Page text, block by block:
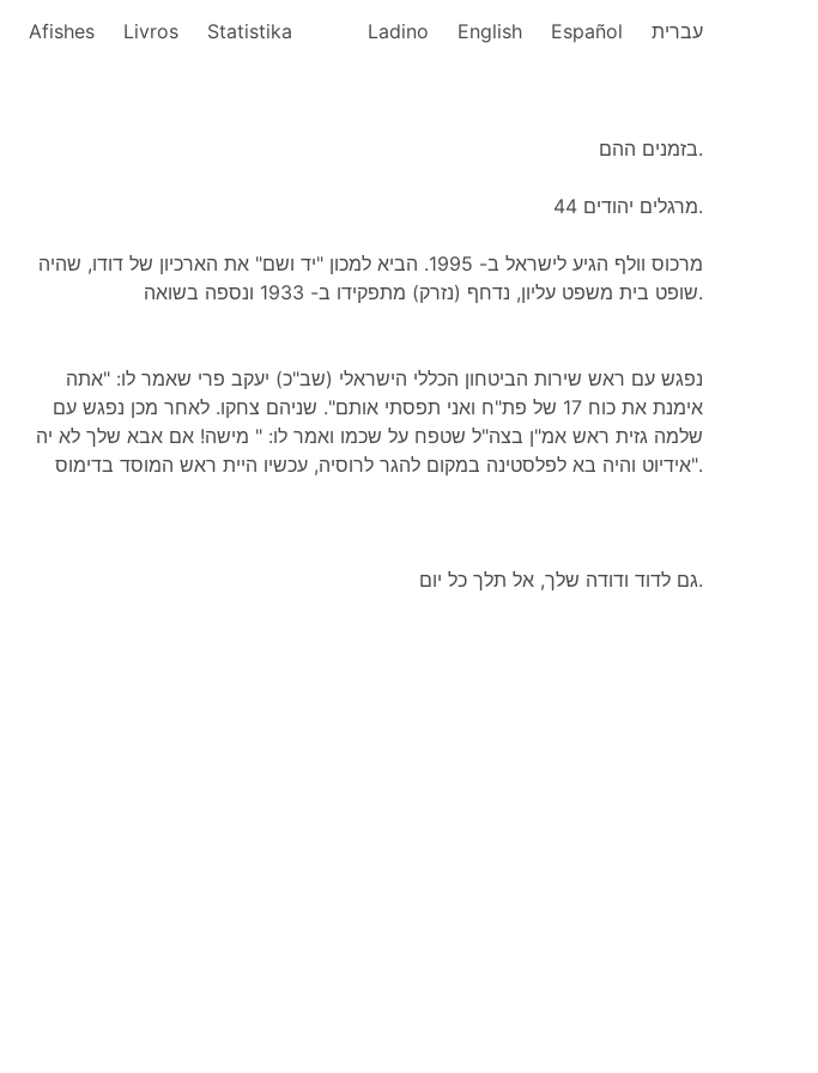
Afishes Livros Statistika Ladino English Español עברית
בזמנים ההם.
מרגלים יהודים 44.
מרכוס וולף הגיע לישראל ב- 1995. הביא למכון "יד ושם" את הארכיון של דודו, שהיה
שופט בית משפט עליון, נדחף (נזרק) מתפקידו ב- 1933 ונספה בשואה.
נפגש עם ראש שירות הביטחון הכללי הישראלי (שב"כ) יעקב פרי שאמר לו: "אתה
אימנת את כוח 17 של פת"ח ואני תפסתי אותם". שניהם צחקו. לאחר מכן נפגש עם
שלמה גזית ראש אמ"ן בצה"ל שטפח על שכמו ואמר לו: " מישה! אם אבא שלך לא יה
אידיוט והיה בא לפלסטינה במקום להגר לרוסיה, עכשיו היית ראש המוסד בדימוס".
גם לדוד ודודה שלך, אל תלך כל יום.